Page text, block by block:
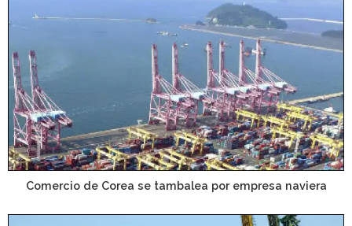
Comercio de Corea se tambalea por empresa naviera